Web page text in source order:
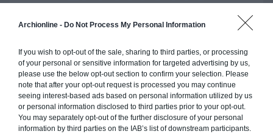
Archionline - Do Not Process My Personal Information
If you wish to opt-out of the sale, sharing to third parties, or processing
of your personal or sensitive information for targeted advertising by us,
please use the below opt-out section to confirm your selection. Please
note that after your opt-out request is processed you may continue
seeing interest-based ads based on personal information utilized by us
or personal information disclosed to third parties prior to your opt-out.
You may separately opt-out of the further disclosure of your personal
information by third parties on the IAB’s list of downstream participants.
Je la veux !
Construction ossature bois
Chiffrage estimatif pour : Fondations et normes
standards. Construction en ossature bois isolé.